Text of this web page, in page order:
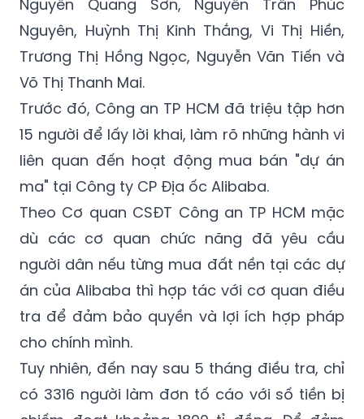
Trương Thị Hồng Ngọc, Nguyễn Văn Tiến và
Võ Thị Thanh Mai.
Trước đó, Công an TP HCM đã triệu tập hơn
15 người để lấy lời khai, làm rõ những hành vi
liên quan đến hoạt động mua bán "dự án
ma" tại Công ty CP Địa ốc Alibaba.
Theo Cơ quan CSĐT Công an TP HCM mặc
dù các cơ quan chức năng đã yêu cầu
người dân nếu từng mua đất nền tại các dự
án của Alibaba thì hợp tác với cơ quan điều
tra để đảm bảo quyền và lợi ích hợp pháp
cho chính mình.
Tuy nhiên, đến nay sau 5 tháng điều tra, chỉ
có 3316 người làm đơn tố cáo với số tiền bị
chiếm đoạt khoảng 1800 tỉ đồng. Để đảm
bảo việc xử lý đúng người, đúng tội, Công an